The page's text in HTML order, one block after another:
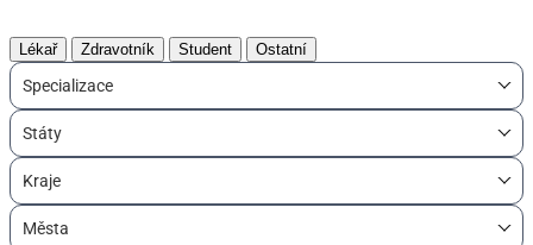
Lékař Zdravotník Student Ostatní
Specializace
Státy
Kraje
Města